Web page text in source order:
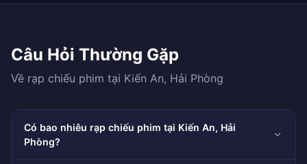
Câu Hỏi Thường Gặp
Về rạp chiếu phim tại Kiến An, Hải Phòng
Có bao nhiêu rạp chiếu phim tại Kiến An, Hải
Phòng?